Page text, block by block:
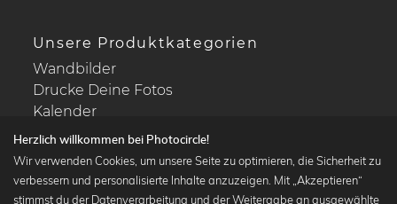
Unsere Produktkategorien
Wandbilder
Drucke Deine Fotos
Kalender
Herzlich willkommen bei Photocircle!
Wir verwenden Cookies, um unsere Seite zu optimieren, die Sicherheit zu
verbessern und personalisierte Inhalte anzuzeigen. Mit „Akzeptieren“
stimmst du der Datenverarbeitung und der Weitergabe an ausgewählte